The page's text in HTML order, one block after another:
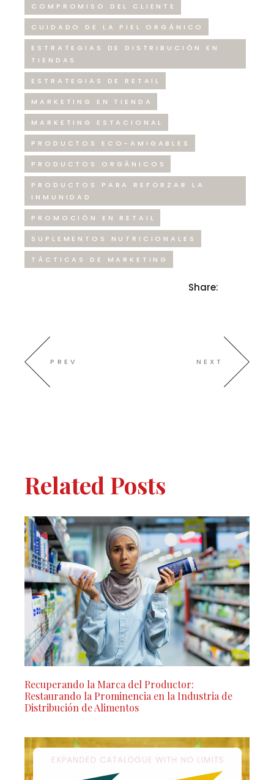
COMPROMISO DEL CLIENTE
CUIDADO DE LA PIEL ORGÁNICO
ESTRATEGIAS DE DISTRIBUCIÓN EN
TIENDAS
ESTRATEGIAS DE RETAIL
MARKETING EN TIENDA
MARKETING ESTACIONAL
PRODUCTOS ECO-AMIGABLES
PRODUCTOS ORGÁNICOS
PRODUCTOS PARA REFORZAR LA
INMUNIDAD
PROMOCIÓN EN RETAIL
SUPLEMENTOS NUTRICIONALES
TÁCTICAS DE MARKETING
Share:
PREV NEXT
Related Posts
Recuperando la Marca del Productor:
Restaurando la Prominencia en la Industria de
Distribución de Alimentos